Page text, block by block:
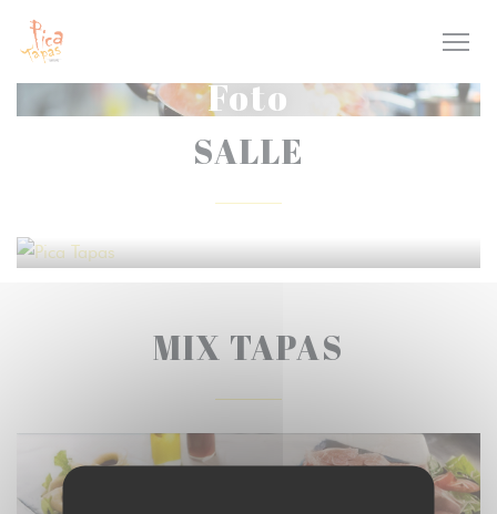
Personalizzazione delle tue scelte sui cookie
Foto
SALLE
MIX TAPAS